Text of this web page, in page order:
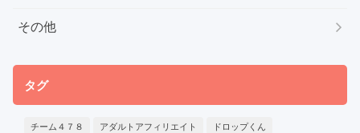
その他
タグ
チーム４７８ アダルトアフィリエイト
ドロップくん